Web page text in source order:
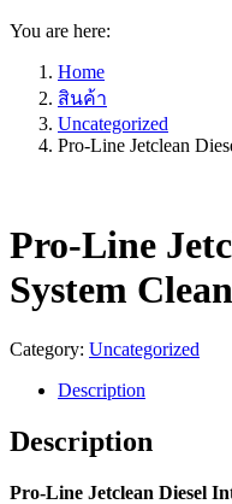
You are here:
Home
สินค้า
Uncategorized
Pro-Line Jetclean
Pro-Line
System
Category: Uncategorized
Description
Description
Pro-Line Jetclean Diesel